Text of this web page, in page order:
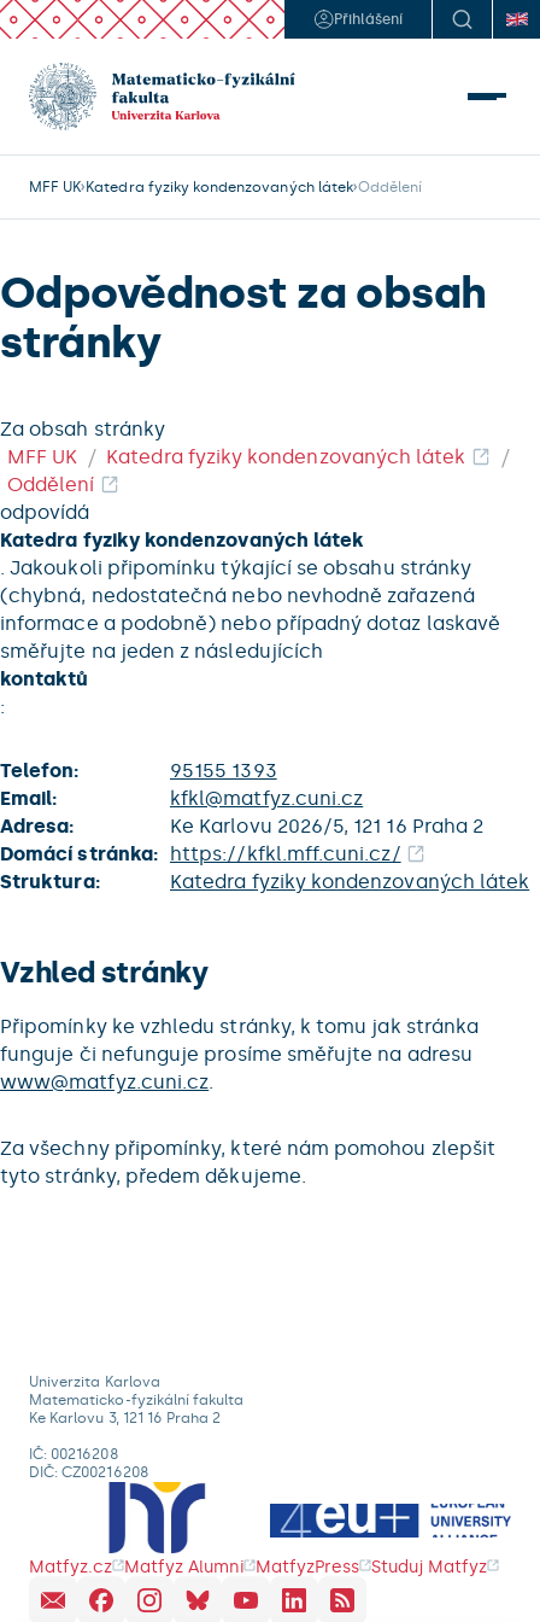
Přihlášení
MFF UK Katedra fyziky kondenzovaných látek Oddělení
Odpovědnost za obsah
stránky
Za obsah stránky
MFF UK
Katedra fyziky kondenzovaných látek
Oddělení
odpovídá
Katedra fyziky kondenzovaných látek
. Jakoukoli připomínku týkající se obsahu stránky
(chybná, nedostatečná nebo nevhodně zařazená
informace a podobně) nebo případný dotaz laskavě
směřujte na jeden z následujících
kontaktů
:
Telefon:
95155 1393
Email:
kfkl@matfyz.cuni.cz
Adresa:
Ke Karlovu 2026/5, 121 16 Praha 2
Domácí stránka: https://kfkl.mff.cuni.cz/
Struktura:
Katedra fyziky kondenzovaných látek
Vzhled stránky
Připomínky ke vzhledu stránky, k tomu jak stránka
funguje či nefunguje prosíme směřujte na adresu
www@matfyz.cuni.cz.
Za všechny připomínky, které nám pomohou zlepšit
tyto stránky, předem děkujeme.
Univerzita Karlova
Matematicko-fyzikální fakulta
Ke Karlovu 3, 121 16 Praha 2
IČ: 00216208
DIČ: CZ00216208
Matfyz.cz Matfyz Alumni MatfyzPress Studuj Matfyz